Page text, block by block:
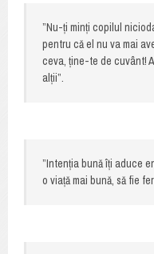
”Nu-ți minți copilul
pentru că el nu va mai
ceva, ține-te de cuvânt!
alții”.
”Intenția bună îți aduce
o viață mai bună, să fie